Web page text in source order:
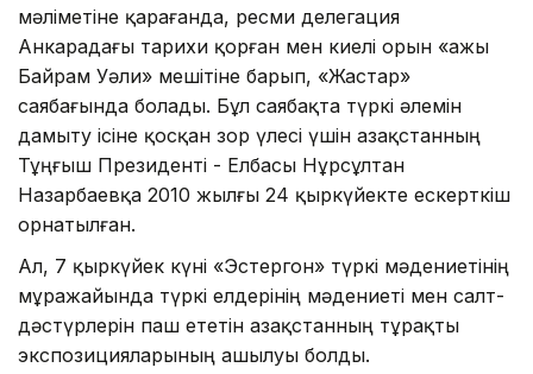
мәліметіне қарағанда, ресми делегация
Анкарадағы тарихи қорған мен киелі орын «Қажы
Байрам Уәли» мешітіне барып, «Жастар»
саябағында болады. Бұл саябақта түркі әлемін
дамыту ісіне қосқан зор үлесі үшін Қазақстанның
Тұңғыш Президенті - Елбасы Нұрсұлтан
Назарбаевқа 2010 жылғы 24 қыркүйекте ескерткіш
орнатылған.
Ал, 7 қыркүйек күні «Эстергон» түркі мәдениетінің
мұражайында түркі елдерінің мәдениеті мен салт-
дәстүрлерін паш ететін Қазақстанның тұрақты
экспозицияларының ашылуы болды.